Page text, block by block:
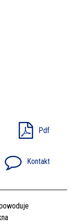
Pdf
Kontakt